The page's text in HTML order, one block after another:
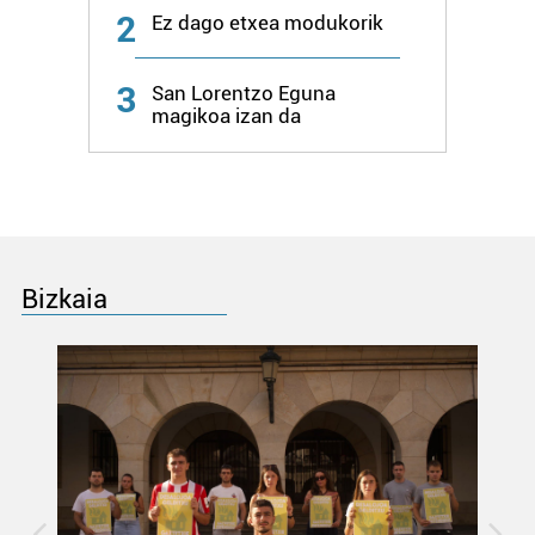
datuen atalean. Edozein unetan alda edo ken dezakezu
zure baimena Cookieen adierazpenean.
Webgune honek cookie propioak eta hirugarrenen cookie-
2 Ez dago etxea modukorik
3
San Lorentzo Eguna
magikoa izan da
Bizkaia